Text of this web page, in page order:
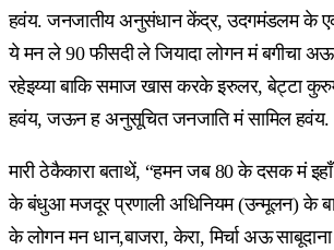
हवंय. जनजातीय अनुसंधान केंद्र, उदगमंडलम के
ये मन ले 90 फीसदी ले जियादा लोगन मं बगीचा
रहेइय्या बाकि समाज खास करके इरुलर, बेट्टा
हवंय, जऊन ह अनुसूचित जनजाति मं सामिल हवंय.
मारी ठेकैकारा बताथें, “हमन जब 80 के दसक मं
के बंधुआ मजदूर प्रणाली अधिनियम (उन्मूलन) के
के लोगन मन धान,बाजरा, केरा, मिर्चा अऊ